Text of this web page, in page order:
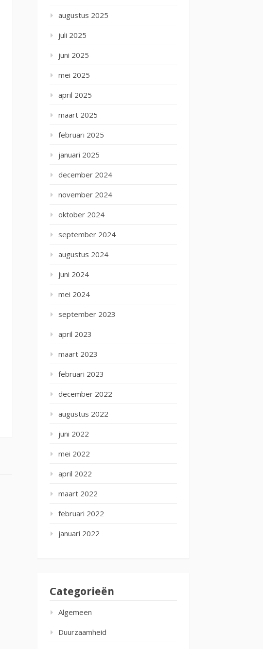
augustus 2025
juli 2025
juni 2025
mei 2025
april 2025
maart 2025
februari 2025
januari 2025
december 2024
november 2024
oktober 2024
september 2024
augustus 2024
juni 2024
mei 2024
september 2023
april 2023
maart 2023
februari 2023
december 2022
augustus 2022
juni 2022
mei 2022
april 2022
maart 2022
februari 2022
januari 2022
Categorieën
Algemeen
Duurzaamheid